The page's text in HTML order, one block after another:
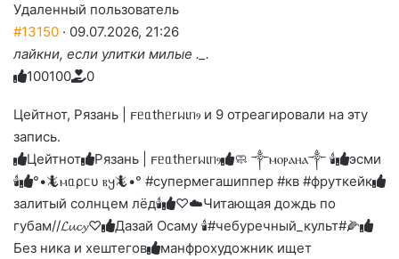
Удаленный пользователь
#13150 · 09.07.2026, 21:26
лайкни, если улитки милые ._.
Голосуйте
вверх.
10
Нажмите
реакцию:
улыбаюсь
0
Нажмите
реакцию:
смеюсь
до
слез
1
Нажмите
реакцию:
печаль
0
Нажмите
реакцию:
плачу
0
Нажмите
благодарю
0
Цейтнот, Рязань | 𐔥ᥱᥲthᥱrᥕιᥒⳋ и 9 отреагировали на эту
запись.
Цейтнот
Рязань | 𐔥ᥱᥲthᥱrᥕιᥒⳋ 🧼 ༒ⲙⲟⲣⲁⲏⲁ༒ 🕯️
эсми
🕯️
°•🦎ⲙᥲρᥴυ ⲃ𐔤🦎•° #супермегашиппер #кв #фруткейк
залитый солнцем лёд🕯
♡☁️Читающая дождь по
губам//𝓛𝓾𝓬𝔂♡
Дазай Осаму 🕯#чебуречный_культ#🌽
Без ника и хештегов
манфрохудожник ищет